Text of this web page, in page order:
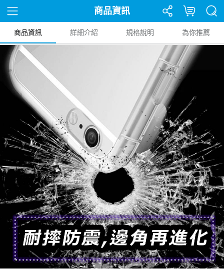
商品資訊
商品資訊 詳細介紹 規格說明 為你推薦